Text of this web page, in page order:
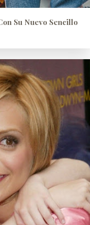
Su Nuevo Sencillo